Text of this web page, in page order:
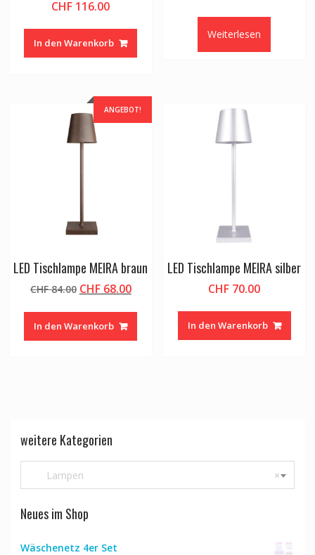
CHF 116.00
In den Warenkorb
CHF 52.64
Weiterlesen
ANGEBOT!
LED Tischlampe MEIRA braun
CHF84.00 Ursprünglicher
war:
CHF 84.00
CHF68.00Aktueller
In den Warenkorb
LED Tischlampe MEIRA silber
CHF 70.00
In den Warenkorb
weitere Kategorien
×
Lampen
Neues im Shop
Wäschenetz 4er Set